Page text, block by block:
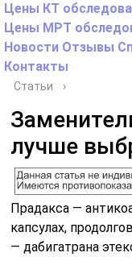
Цены КТ
Цены МРТ
Новости Отзывы
Контакты
Статьи ›
лучше
Прадакса —
капсулах,
— дабигатрана